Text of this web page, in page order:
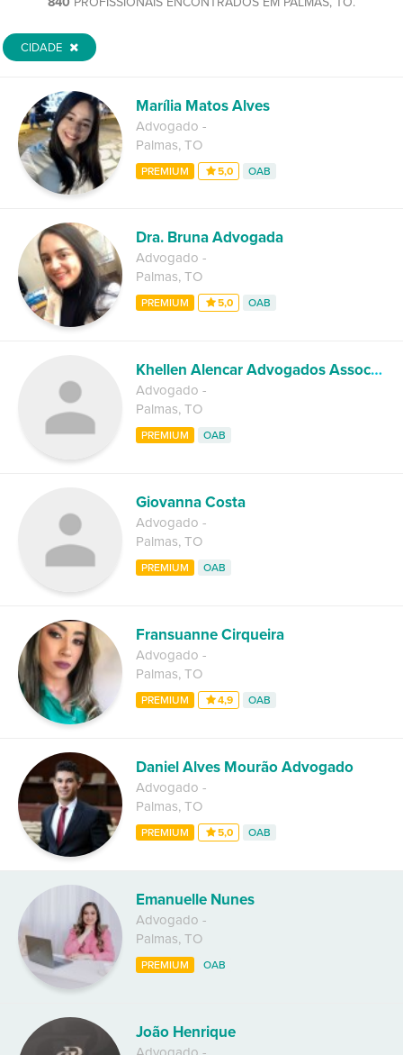
CIDADE
Marília Matos Alves
Advogado -
Palmas, TO
PREMIUM 5,0 OAB
Dra. Bruna Advogada
Advogado -
Palmas, TO
PREMIUM 5,0 OAB
Khellen Alencar Advogados Associados
Advogado -
Palmas, TO
PREMIUM OAB
Giovanna Costa
Advogado -
Palmas, TO
PREMIUM OAB
Fransuanne Cirqueira
Advogado -
Palmas, TO
PREMIUM 4,9 OAB
Daniel Alves Mourão Advogado
Advogado -
Palmas, TO
PREMIUM 5,0 OAB
Emanuelle Nunes
Advogado -
Palmas, TO
PREMIUM OAB
João Henrique